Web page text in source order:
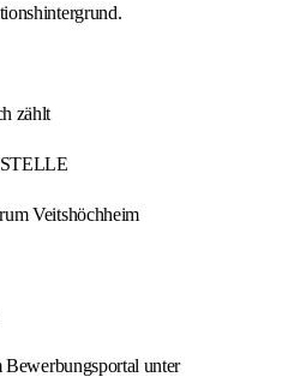
zählt
Veitshöchheim
Bewerbungsportal unter